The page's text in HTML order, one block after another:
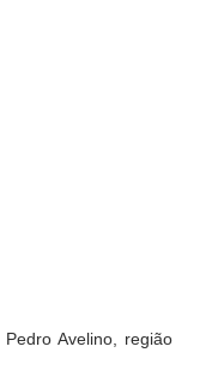
Avelino, região